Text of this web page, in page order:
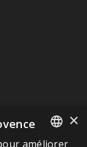
×
améliorer